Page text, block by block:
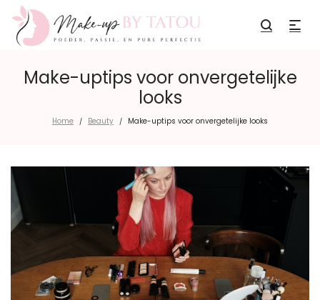
Make-uptips voor onvergetelijke
looks
Home / Beauty / Make-uptips voor onvergetelijke looks